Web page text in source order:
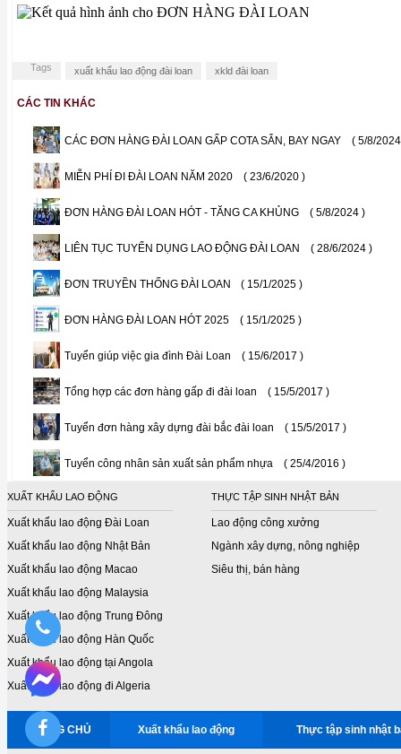
Tags xuất khẩu lao động đài loan xkld đài loan
CÁC TIN KHÁC
CÁC ĐƠN HÀNG ĐÀI LOAN GẤP COTA SẴN, BAY NGAY ( 5/8/
MIỄN PHÍ ĐI ĐÀI LOAN NĂM 2020 ( 23/6/2020 )
ĐƠN HÀNG ĐÀI LOAN HÓT - TĂNG CA KHỦNG ( 5/8/2024 )
LIÊN TỤC TUYỂN DỤNG LAO ĐỘNG ĐÀI LOAN ( 28/6/2024 )
ĐƠN TRUYỀN THỐNG ĐÀI LOAN ( 15/1/2025 )
ĐƠN HÀNG ĐÀI LOAN HÓT 2025 ( 15/1/2025 )
Tuyển giúp việc gia đình Đài Loan ( 15/6/2017 )
Tổng hợp các đơn hàng gấp đi đài loan ( 15/5/2017 )
Tuyển đơn hàng xây dựng đài bắc đài loan ( 15/5/2017 )
Tuyển công nhân sản xuất sản phẩm nhựa ( 25/4/2016 )
XUẤT KHẨU LAO ĐỘNG
Xuất khẩu lao động Đài Loan
Xuất khẩu lao động Nhật Bản
Xuất khẩu lao động Macao
Xuất khẩu lao động Malaysia
Xuất khẩu lao động Trung Đông
Xuất khẩu lao động Hàn Quốc
Xuất khẩu lao động tại Angola
Xuất khẩu lao động đi Algeria
THỰC TẬP SINH NHẬT BẢN
Lao động công xưởng
Ngành xây dựng, nông nghiệp
Siêu thị, bán hàng
TRANG CHỦ Xuất khẩu lao động Thực tập sinh nhật